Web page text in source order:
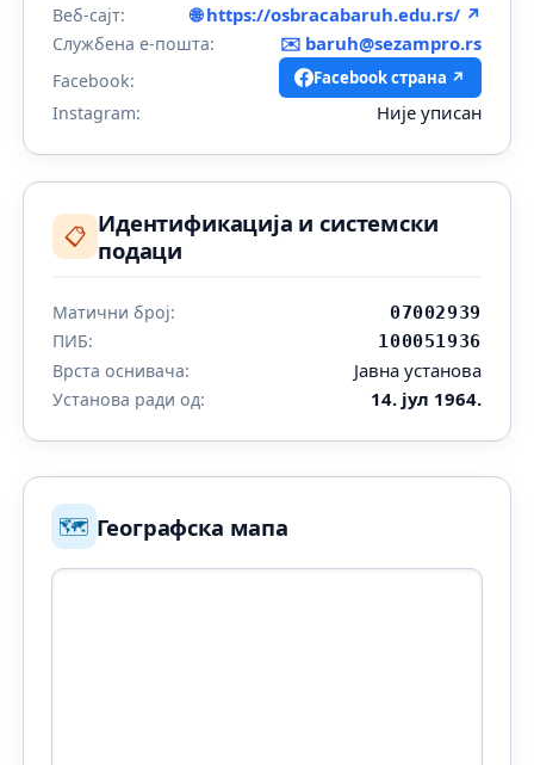
Веб-сајт: 🌐 https://osbracabaruh.edu.rs/ ↗
Службена е-пошта: ✉️ baruh@sezampro.rs
Facebook: Facebook страна ↗
Instagram: Није уписан
📋 Идентификација и системски
подаци
Матични број: 07002939
ПИБ: 100051936
Врста оснивача: Јавна установа
Установа ради од: 14. јул 1964.
🗺️ Географска мапа